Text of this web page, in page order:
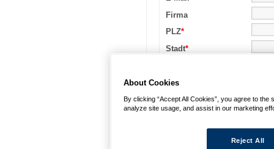
Firma
PLZ*
Stadt*
Nachricht
About Cookies
By clicking “Accept All Cookies”, you agree to
analyze site usage, and assist in our marketing
Reject All